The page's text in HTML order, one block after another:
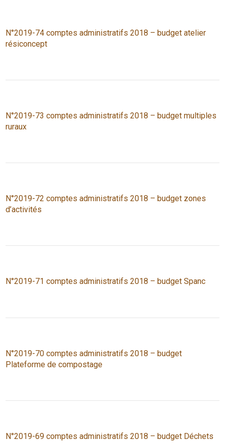
N°2019-74 comptes administratifs 2018 – budget atelier
résiconcept
N°2019-73 comptes administratifs 2018 – budget multiples
ruraux
N°2019-72 comptes administratifs 2018 – budget zones
d’activités
N°2019-71 comptes administratifs 2018 – budget Spanc
N°2019-70 comptes administratifs 2018 – budget
Plateforme de compostage
N°2019-69 comptes administratifs 2018 – budget Déchets